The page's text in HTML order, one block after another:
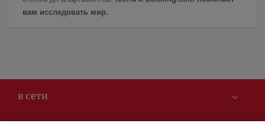
вам исследовать мир.
в сети